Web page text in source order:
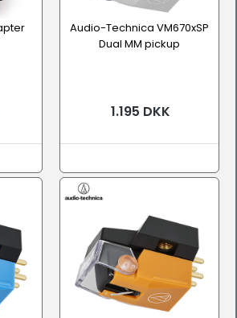
Audio-Technica VM670xSP
Dual MM pickup
1.195 DKK